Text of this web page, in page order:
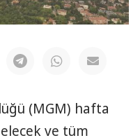
(MGM) hafta
ve tüm